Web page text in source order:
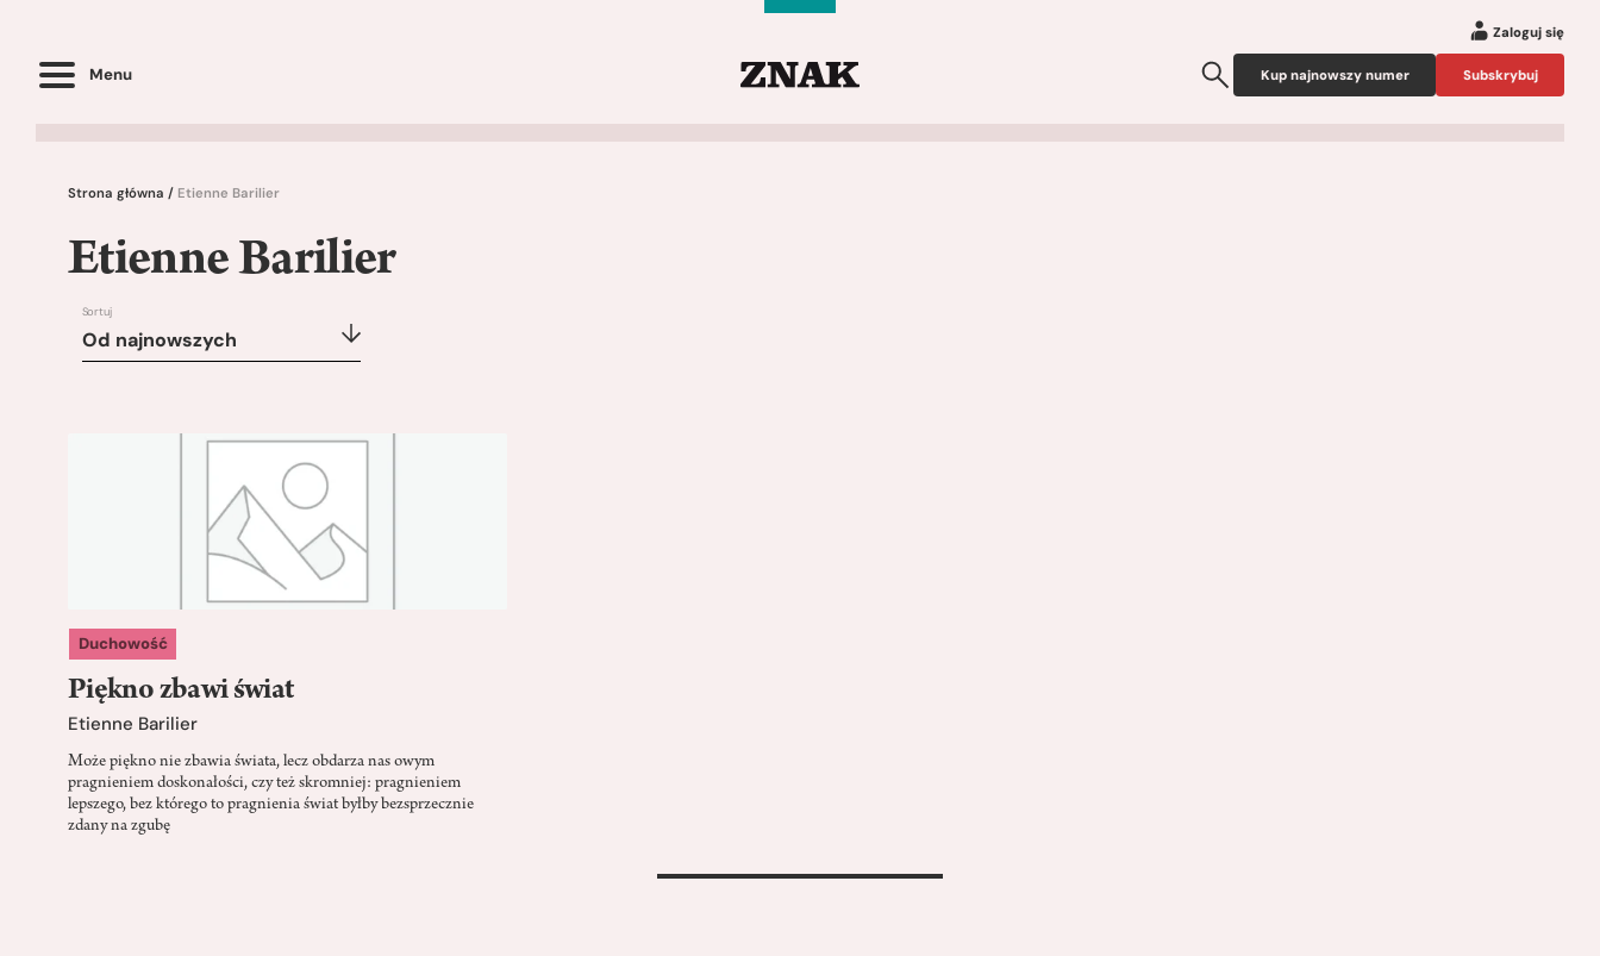
Menu
Zaloguj się
Kup najnowszy numer Subskrybuj
Strona główna / Etienne Barilier
Etienne Barilier
Sortuj
Od najnowszych
Duchowość
Piękno zbawi świat
Etienne Barilier
Może piękno nie zbawia świata, lecz obdarza nas owym
pragnieniem doskonałości, czy też skromniej: pragnieniem
lepszego, bez którego to pragnienia świat byłby bezsprzecznie
zdany na zgubę
>